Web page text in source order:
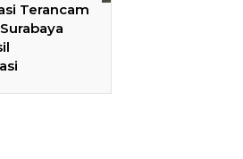
Terancam